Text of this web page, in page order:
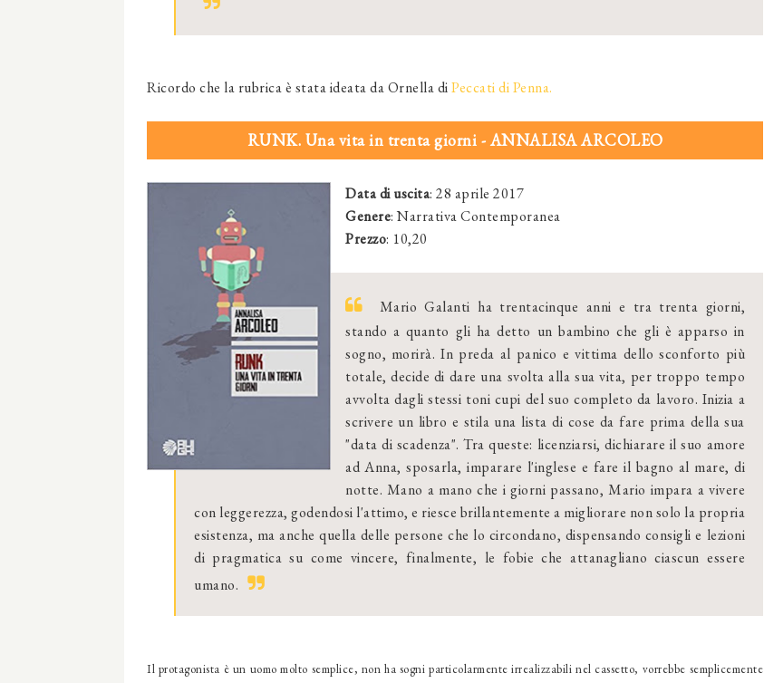
Ricordo che la rubrica è stata ideata da Ornella diPeccati di Penna.
RUNK. Una vita in trenta giorni - ANNALISA ARCOLEO
Data di uscita: 28 aprile 2017
Genere: Narrativa Contemporanea
Prezzo: 10,20
Mario Galanti ha trentacinque anni e tra trenta giorni,
stando a quanto gli ha detto un bambino che gli è apparso in
sogno, morirà. In preda al panico e vittima dello sconforto più
totale, decide di dare una svolta alla sua vita, per troppo tempo
avvolta dagli stessi toni cupi del suo completo da lavoro. Inizia a
scrivere un libro e stila una lista di cose da fare prima della sua
"data di scadenza". Tra queste: licenziarsi, dichiarare il suo amore
ad Anna, sposarla, imparare l'inglese e fare il bagno al mare, di
notte. Mano a mano che i giorni passano, Mario impara a vivere
con leggerezza, godendosi l'attimo, e riesce brillantemente a migliorare non solo la propria
esistenza, ma anche quella delle persone che lo circondano, dispensando consigli e lezioni
di pragmatica su come vincere, finalmente, le fobie che attanagliano ciascun essere
umano.
Il protagonista è un uomo molto semplice, non ha sogni particolarmente irrealizzabili nel cassetto, vorrebbe semplicemente